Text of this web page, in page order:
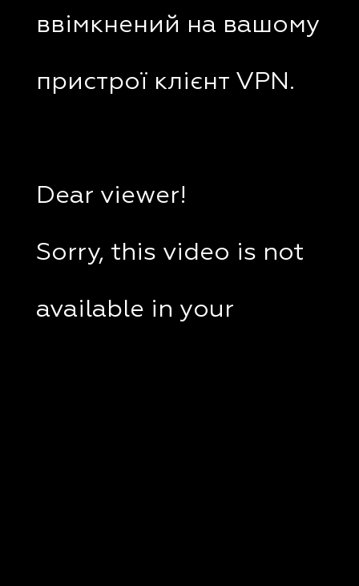
ввімкнений на вашому
пристрої клієнт VPN.
Dear viewer!
Sorry, this video is not
available in your